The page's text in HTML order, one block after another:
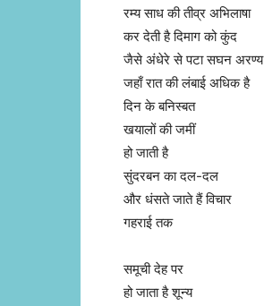
रम्य साध की तीव्र अभिलाषा
कर देती है दिमाग को कुंद
जैसे अंधेरे से पटा सघन अरण्य
जहाँ रात की लंबाई अधिक है
दिन के बनिस्बत
खयालों की जमीं
हो जाती है
सुंदरबन का दल-दल
और धंसते जाते हैं विचार
गहराई तक
समूची देह पर
हो जाता है शून्य